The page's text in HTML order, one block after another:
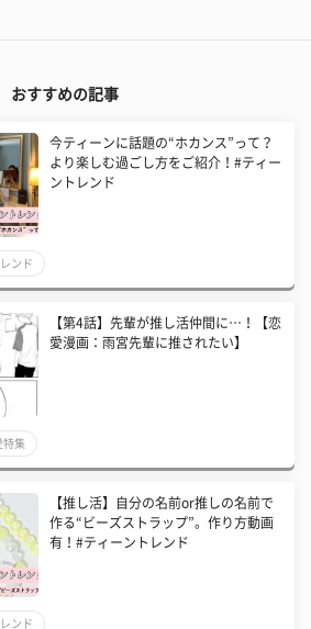
おすすめの記事
今ティーンに話題の“ホカンス”って？
より楽しむ過ごし方をご紹介！#ティー
ントレンド
ンド
【第4話】先輩が推し活仲間に…！【恋
愛漫画：雨宮先輩に推されたい】
特集
【推し活】自分の名前or推しの名前で
作る“ビーズストラップ”。作り方動画
有！#ティーントレンド
ンド